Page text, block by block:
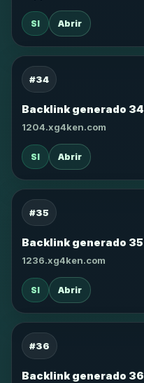
SI Abrir
#34
Backlink generado 34
1204.xg4ken.com
SI Abrir
#35
Backlink generado 35
1236.xg4ken.com
SI Abrir
#36
Backlink generado 36